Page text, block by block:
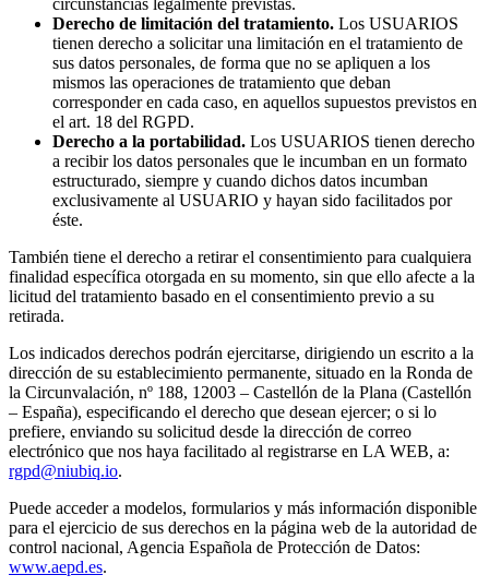
circunstancias legalmente previstas.
Derecho de limitación del tratamiento. Los USUARIOS
tienen derecho a solicitar una limitación en el tratamiento de
sus datos personales, de forma que no se apliquen a los
mismos las operaciones de tratamiento que deban
corresponder en cada caso, en aquellos supuestos previstos en
el art. 18 del RGPD.
Derecho a la portabilidad. Los USUARIOS tienen derecho
a recibir los datos personales que le incumban en un formato
estructurado, siempre y cuando dichos datos incumban
exclusivamente al USUARIO y hayan sido facilitados por
éste.
También tiene el derecho a retirar el consentimiento para cualquiera
finalidad específica otorgada en su momento, sin que ello afecte a la
licitud del tratamiento basado en el consentimiento previo a su
retirada.
Los indicados derechos podrán ejercitarse, dirigiendo un escrito a la
dirección de su establecimiento permanente, situado en la Ronda de
la Circunvalación, nº 188, 12003 – Castellón de la Plana (Castellón
– España), especificando el derecho que desean ejercer; o si lo
prefiere, enviando su solicitud desde la dirección de correo
electrónico que nos haya facilitado al registrarse en LA WEB, a:
rgpd@niubiq.io.
Puede acceder a modelos, formularios y más información disponible
para el ejercicio de sus derechos en la página web de la autoridad de
control nacional, Agencia Española de Protección de Datos:
www.aepd.es.